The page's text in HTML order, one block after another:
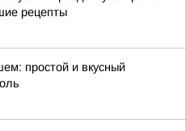
рецепты
простой и вкусный